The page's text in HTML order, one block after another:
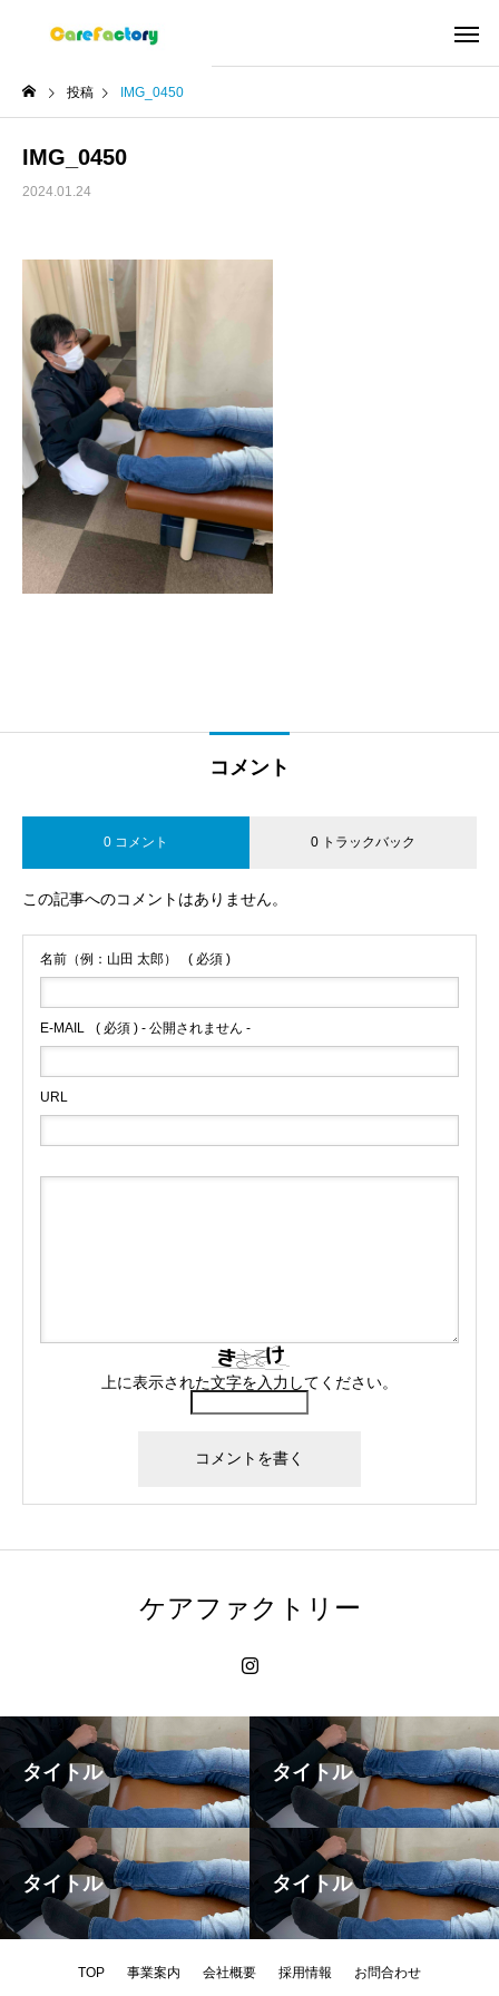
投稿 IMG_0450
IMG_0450
2024.01.24
コメント
0 コメント 0 トラックバック
この記事へのコメントはありません。
名前（例：山田 太郎） ( 必須 )
E-MAIL ( 必須 ) - 公開されません -
URL
上に表示された文字を入力してください。
ケアファクトリー
タイトル タイトル
タイトル タイトル
TOP 事業案内 会社概要 採用情報 お問合わせ